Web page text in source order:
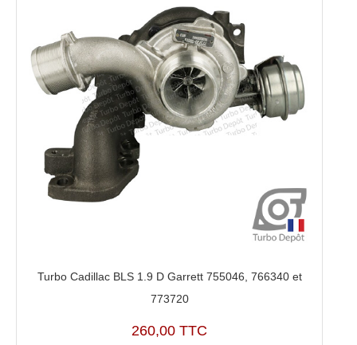
Turbo Cadillac BLS 1.9 D Garrett 755046, 766340 et
773720
260,00 TTC